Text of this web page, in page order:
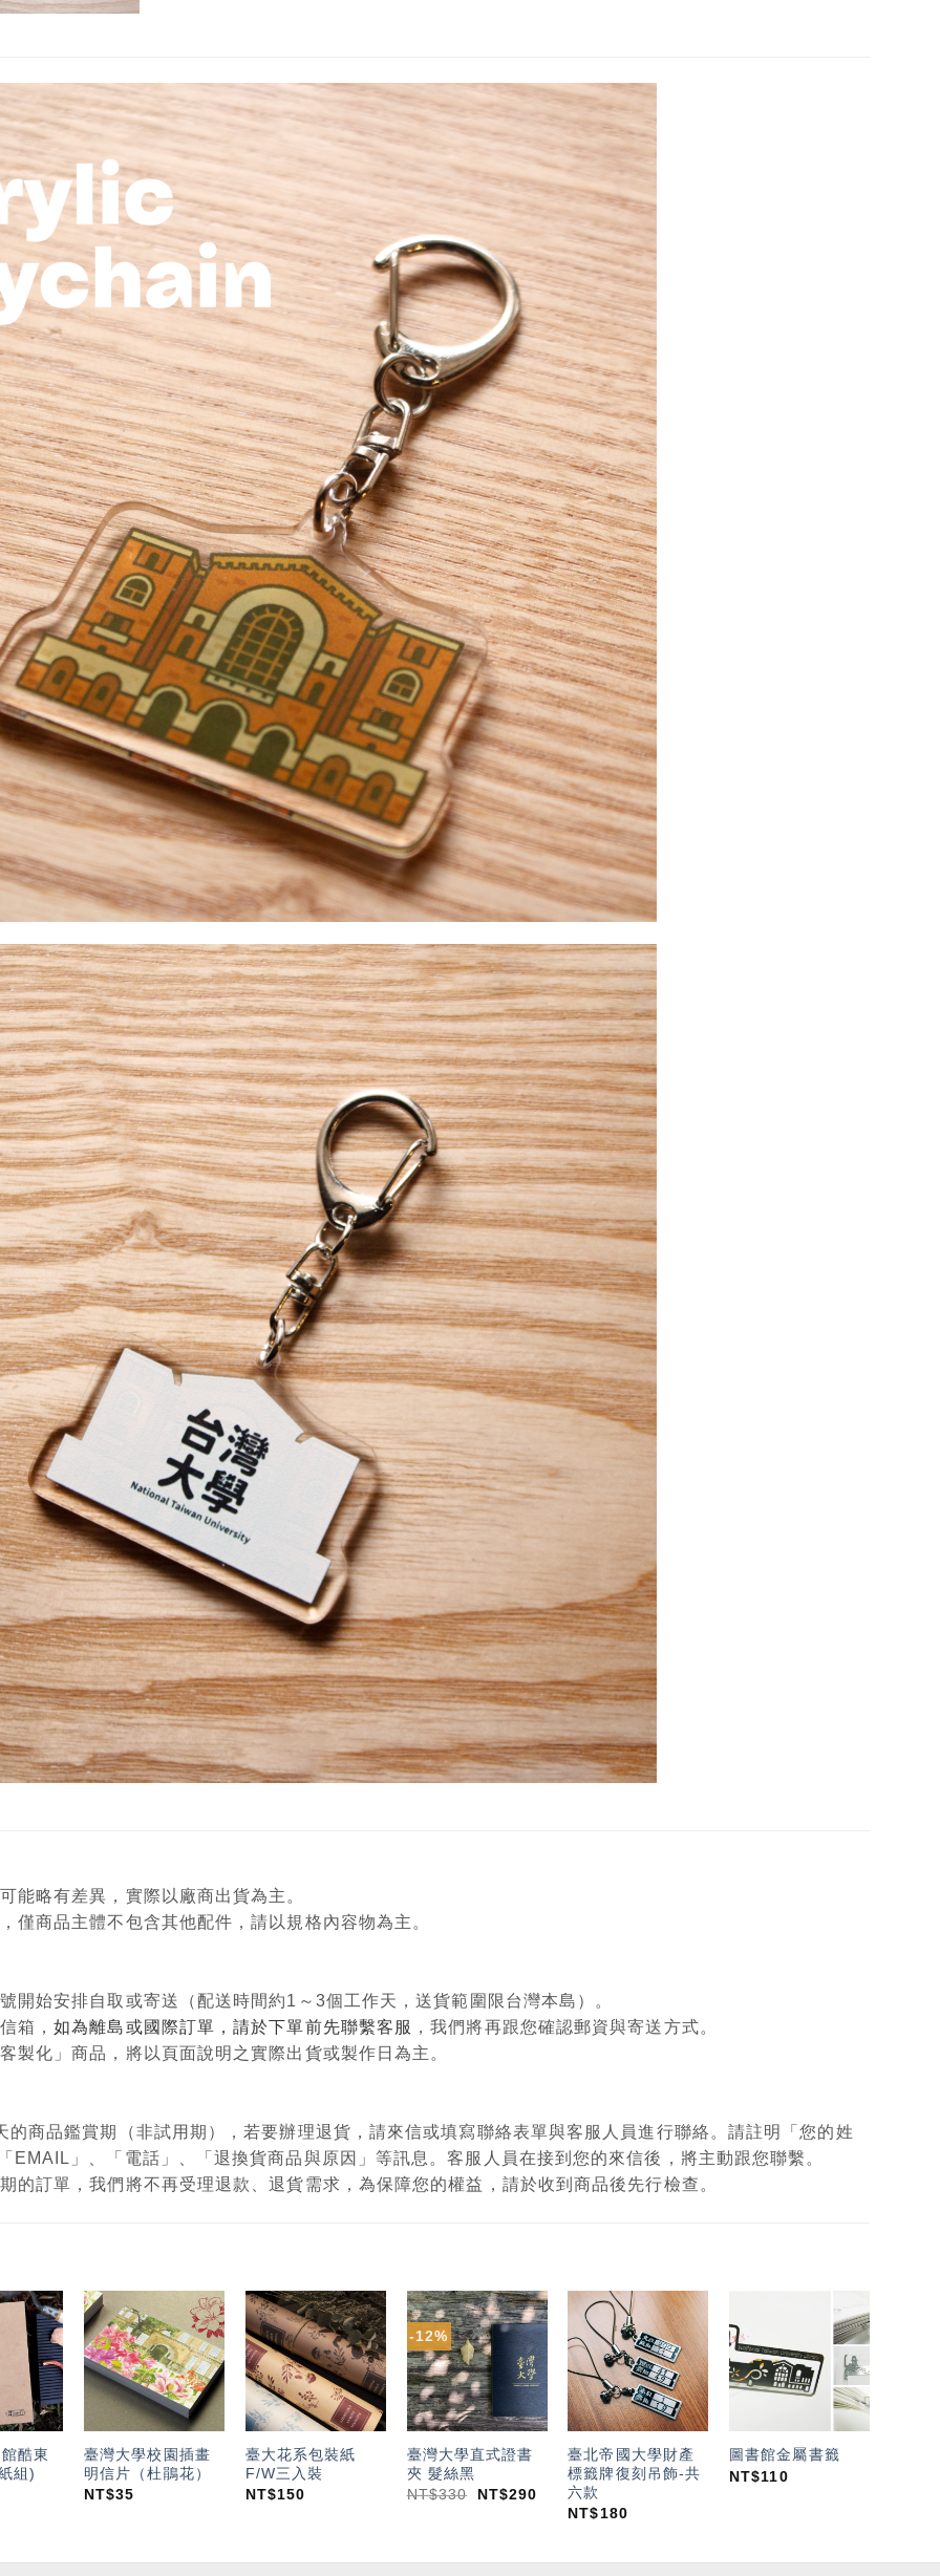
能略有差異，實際以廠商出貨為主。
僅商品主體不包含其他配件，請以規格內容物為主。
開始安排自取或寄送（配送時間約1～3個工作天，送貨範圍限台灣本島）。
箱，如為離島或國際訂單，請於下單前先聯繫客服 ，我們將再跟您確認郵資與寄送方式。
製化」商品，將以頁面說明之實際出貨或製作日為主。
的商品鑑賞期（非試用期），若要辦理退貨，請來信或填寫聯絡表單與客服人員進行聯絡。請註明「您的姓
EMAIL」、「電話」、「退換貨商品與原因」等訊息。客服人員在接到您的來信後，將主動跟您聯繫。
的訂單，我們將不再受理退款、退貨需求，為保障您的權益，請於收到商品後先行檢查。
加入
「願
望輕
單」
酷東
組)
加入
「願
望輕
單」
臺灣大學校園插畫
明信片（杜鵑花）
NT$35
加入
「願
望輕
單」
臺大花系包裝紙
F/W三入裝
NT$150
-12%
加入
「願
望輕
臺灣大學直式證書
夾 髮絲黑
NT$330 NT$290
加入
「願
望輕
單」
臺北帝國大學財產
標籤牌復刻吊飾-共
六款
NT$180
加入
「願
望輕
單」
圖書館金屬書籤
NT$110